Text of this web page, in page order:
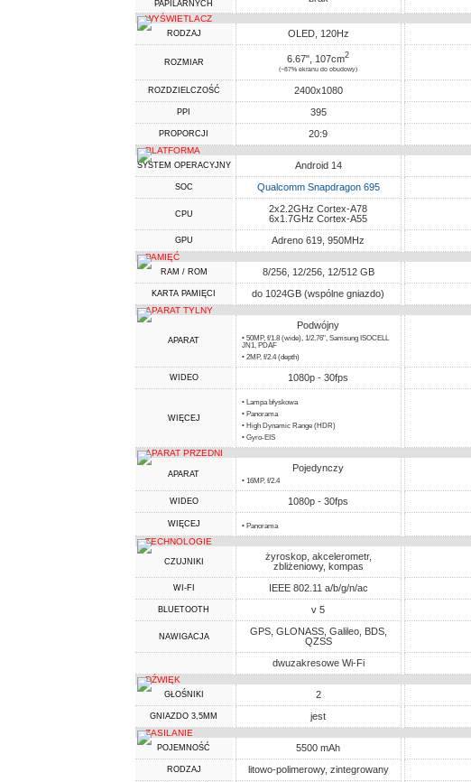
PAPILARNYCH
WYŚWIETLACZ
RODZAJ OLED, 120Hz
ROZMIAR 6.67", 107cm2
(~87% ekranu do obudowy)
ROZDZIELCZOŚĆ 2400x1080
PPI 395
PROPORCJI 20:9
PLATFORMA
SYSTEM OPERACYJNY Android 14
SOC Qualcomm Snapdragon 695
CPU
2x2.2GHz Cortex-A78
6x1.7GHz Cortex-A55
GPU Adreno 619, 950MHz
PAMIĘĆ
RAM / ROM 8/256, 12/256, 12/512 GB
KARTA PAMIĘCI do 1024GB (wspólne gniazdo)
APARAT TYLNY
APARAT
Podwójny
• 50MP, f/1.8 (wide), 1/2.76", Samsung ISOCELL
JN1, PDAF
• 2MP, f/2.4 (depth)
WIDEO 1080p - 30fps
WIĘCEJ
• Lampa błyskowa
• Panorama
• High Dynamic Range (HDR)
• Gyro-EIS
APARAT PRZEDNI
APARAT
Pojedynczy
• 16MP, f/2.4
WIDEO 1080p - 30fps
WIĘCEJ • Panorama
TECHNOLOGIE
CZUJNIKI
żyroskop, akcelerometr,
zbliżeniowy, kompas
WI-FI IEEE 802.11 a/b/g/n/ac
BLUETOOTH v 5
NAWIGACJA
GPS, GLONASS, Galileo, BDS,
QZSS
dwuzakresowe Wi-Fi
DŹWIĘK
GŁOŚNIKI 2
GNIAZDO 3,5MM jest
ZASILANIE
POJEMNOŚĆ 5500 mAh
RODZAJ litowo-polimerowy, zintegrowany